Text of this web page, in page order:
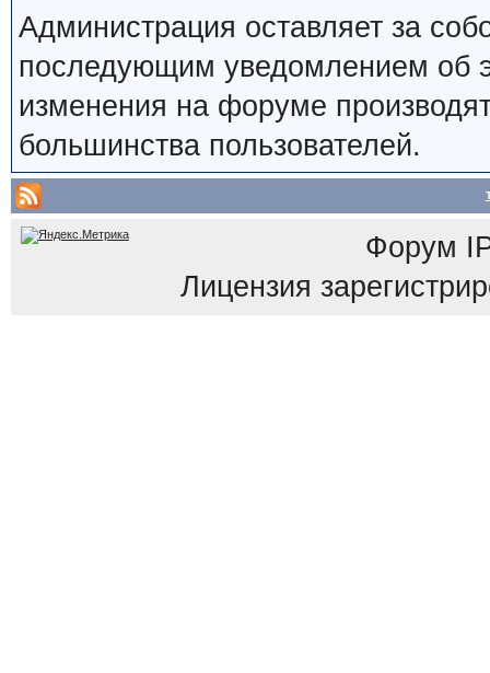
Администрация оставляет за
последующим уведомлением об
изменения на форуме
большинства пользователей.
Форум
Лицензия